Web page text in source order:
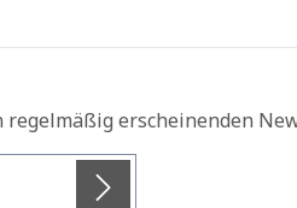
erscheinenden